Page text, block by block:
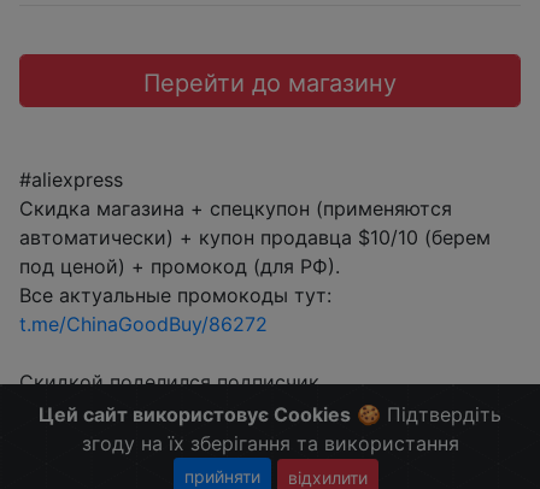
Перейти до магазину
#aliexpress
Скидка магазина + спецкупон (применяются
автоматически) + купон продавца $10/10 (берем
под ценой) + промокод (для РФ).
Все актуальные промокоды тут:
t.me/ChinaGoodBuy/86272
Скидкой поделился подписчик.
Больше скидок в telegramt.me/ChinaGoodBuy
Цей сайт використовує Cookies 🍪 Підтвердіть
згоду на їх зберігання та використання
прийняти відхилити